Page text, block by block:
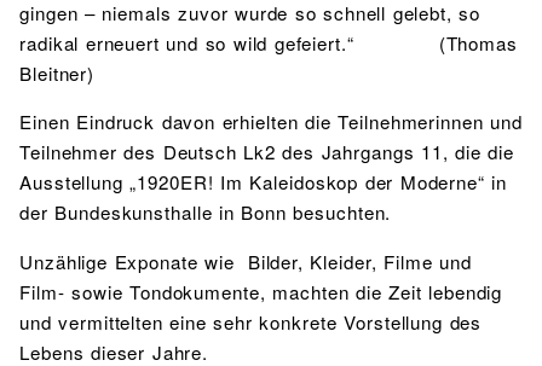
gingen – niemals zuvor wurde so schnell gelebt, so
radikal erneuert und so wild gefeiert.“ (Thomas
Bleitner)
Einen Eindruck davon erhielten die Teilnehmerinnen und
Teilnehmer des Deutsch Lk2 des Jahrgangs 11, die die
Ausstellung „1920ER! Im Kaleidoskop der Moderne“ in
der Bundeskunsthalle in Bonn besuchten.
Unzählige Exponate wie Bilder, Kleider, Filme und
Film- sowie Tondokumente, machten die Zeit lebendig
und vermittelten eine sehr konkrete Vorstellung des
Lebens dieser Jahre.